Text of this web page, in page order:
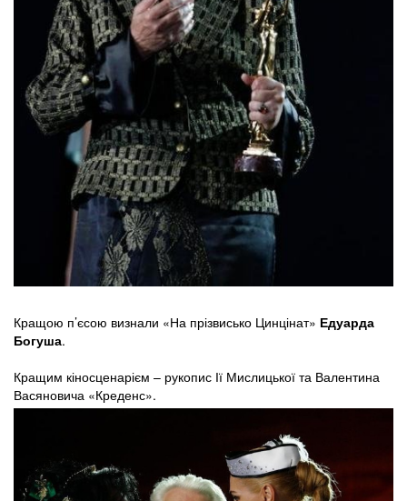
Кращою п’єсою визнали «На прізвисько Цинцінат» Едуарда
Богуша.
Кращим кіносценарієм – рукопис Ії Мислицької та Валентина
Васяновича «Креденс».